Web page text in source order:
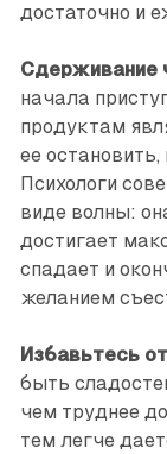
достаточно и
Сдерживание
начала
продуктам
ее
Психологи
виде волны:
достигает
спадает и
желанием
Избавьтесь
быть
чем труднее
тем легче